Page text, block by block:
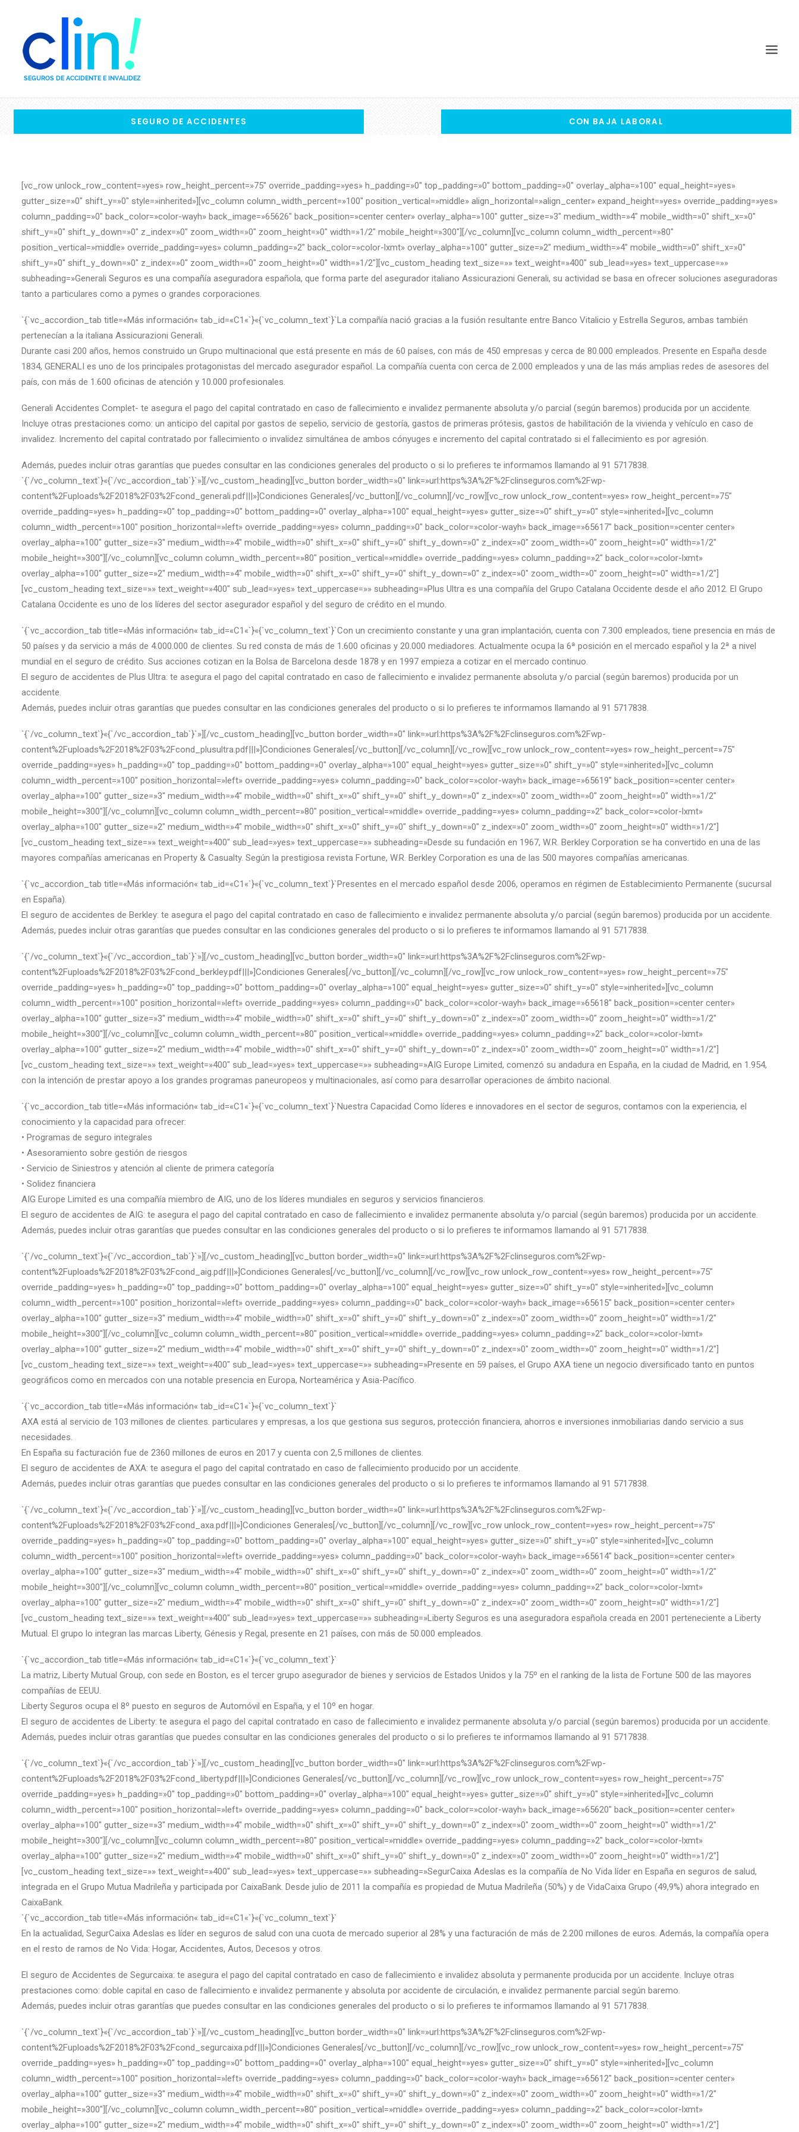
CON BAJA LABORAL
SEGURO DE ACCIDENTES
[vc_row unlock_row_content=»yes» row_height_percent=»75″ override_padding=»yes» h_padding=»0″ top_padding=»0″ bottom_padding=»0″ overlay_alpha=»100″ equal_height=»yes»
gutter_size=»0″ shift_y=»0″ style=»inherited»][vc_column column_width_percent=»100″ position_vertical=»middle» align_horizontal=»align_center» expand_height=»yes» override_padding=»yes»
column_padding=»0″ back_color=»color-wayh» back_image=»65626″ back_position=»center center» overlay_alpha=»100″ gutter_size=»3″ medium_width=»4″ mobile_width=»0″ shift_x=»0″
shift_y=»0″ shift_y_down=»0″ z_index=»0″ zoom_width=»0″ zoom_height=»0″ width=»1/2″ mobile_height=»300″][/vc_column][vc_column column_width_percent=»80″
position_vertical=»middle» override_padding=»yes» column_padding=»2″ back_color=»color-lxmt» overlay_alpha=»100″ gutter_size=»2″ medium_width=»4″ mobile_width=»0″ shift_x=»0″
shift_y=»0″ shift_y_down=»0″ z_index=»0″ zoom_width=»0″ zoom_height=»0″ width=»1/2″][vc_custom_heading text_size=»» text_weight=»400″ sub_lead=»yes» text_uppercase=»»
subheading=»Generali Seguros es una compañía aseguradora española, que forma parte del asegurador italiano Assicurazioni Generali, su actividad se basa en ofrecer soluciones aseguradoras
tanto a particulares como a pymes o grandes corporaciones.
`{`vc_accordion_tab title=«Más información« tab_id=«C1«`}«{`vc_column_text`}`La compañía nació gracias a la fusión resultante entre Banco Vitalicio y Estrella Seguros, ambas también
pertenecían a la italiana Assicurazioni Generali.
Durante casi 200 años, hemos construido un Grupo multinacional que está presente en más de 60 países, con más de 450 empresas y cerca de 80.000 empleados. Presente en España desde
1834, GENERALI es uno de los principales protagonistas del mercado asegurador español. La compañía cuenta con cerca de 2.000 empleados y una de las más amplias redes de asesores del
país, con más de 1.600 oficinas de atención y 10.000 profesionales.
Generali Accidentes Complet- te asegura el pago del capital contratado en caso de fallecimiento e invalidez permanente absoluta y/o parcial (según baremos) producida por un accidente.
Incluye otras prestaciones como: un anticipo del capital por gastos de sepelio, servicio de gestoría, gastos de primeras prótesis, gastos de habilitación de la vivienda y vehículo en caso de
invalidez. Incremento del capital contratado por fallecimiento o invalidez simultánea de ambos cónyuges e incremento del capital contratado si el fallecimiento es por agresión.
Además, puedes incluir otras garantías que puedes consultar en las condiciones generales del producto o si lo prefieres te informamos llamando al 91 5717838.
`{`/vc_column_text`}«{`/vc_accordion_tab`}`»][/vc_custom_heading][vc_button border_width=»0″ link=»url:https%3A%2F%2Fclinseguros.com%2Fwp-
content%2Fuploads%2F2018%2F03%2Fcond_generali.pdf|||»]Condiciones Generales[/vc_button][/vc_column][/vc_row][vc_row unlock_row_content=»yes» row_height_percent=»75″
override_padding=»yes» h_padding=»0″ top_padding=»0″ bottom_padding=»0″ overlay_alpha=»100″ equal_height=»yes» gutter_size=»0″ shift_y=»0″ style=»inherited»][vc_column
column_width_percent=»100″ position_horizontal=»left» override_padding=»yes» column_padding=»0″ back_color=»color-wayh» back_image=»65617″ back_position=»center center»
overlay_alpha=»100″ gutter_size=»3″ medium_width=»4″ mobile_width=»0″ shift_x=»0″ shift_y=»0″ shift_y_down=»0″ z_index=»0″ zoom_width=»0″ zoom_height=»0″ width=»1/2″
mobile_height=»300″][/vc_column][vc_column column_width_percent=»80″ position_vertical=»middle» override_padding=»yes» column_padding=»2″ back_color=»color-lxmt»
overlay_alpha=»100″ gutter_size=»2″ medium_width=»4″ mobile_width=»0″ shift_x=»0″ shift_y=»0″ shift_y_down=»0″ z_index=»0″ zoom_width=»0″ zoom_height=»0″ width=»1/2″]
[vc_custom_heading text_size=»» text_weight=»400″ sub_lead=»yes» text_uppercase=»» subheading=»Plus Ultra es una compañía del Grupo Catalana Occidente desde el año 2012. El Grupo
Catalana Occidente es uno de los líderes del sector asegurador español y del seguro de crédito en el mundo.
`{`vc_accordion_tab title=«Más información« tab_id=«C1«`}«{`vc_column_text`}`Con un crecimiento constante y una gran implantación, cuenta con 7.300 empleados, tiene presencia en más de
50 países y da servicio a más de 4.000.000 de clientes. Su red consta de más de 1.600 oficinas y 20.000 mediadores. Actualmente ocupa la 6ª posición en el mercado español y la 2ª a nivel
mundial en el seguro de crédito. Sus acciones cotizan en la Bolsa de Barcelona desde 1878 y en 1997 empieza a cotizar en el mercado continuo.
El seguro de accidentes de Plus Ultra: te asegura el pago del capital contratado en caso de fallecimiento e invalidez permanente absoluta y/o parcial (según baremos) producida por un
accidente.
Además, puedes incluir otras garantías que puedes consultar en las condiciones generales del producto o si lo prefieres te informamos llamando al 91 5717838.
`{`/vc_column_text`}«{`/vc_accordion_tab`}`»][/vc_custom_heading][vc_button border_width=»0″ link=»url:https%3A%2F%2Fclinseguros.com%2Fwp-
content%2Fuploads%2F2018%2F03%2Fcond_plusultra.pdf|||»]Condiciones Generales[/vc_button][/vc_column][/vc_row][vc_row unlock_row_content=»yes» row_height_percent=»75″
override_padding=»yes» h_padding=»0″ top_padding=»0″ bottom_padding=»0″ overlay_alpha=»100″ equal_height=»yes» gutter_size=»0″ shift_y=»0″ style=»inherited»][vc_column
column_width_percent=»100″ position_horizontal=»left» override_padding=»yes» column_padding=»0″ back_color=»color-wayh» back_image=»65619″ back_position=»center center»
overlay_alpha=»100″ gutter_size=»3″ medium_width=»4″ mobile_width=»0″ shift_x=»0″ shift_y=»0″ shift_y_down=»0″ z_index=»0″ zoom_width=»0″ zoom_height=»0″ width=»1/2″
mobile_height=»300″][/vc_column][vc_column column_width_percent=»80″ position_vertical=»middle» override_padding=»yes» column_padding=»2″ back_color=»color-lxmt»
overlay_alpha=»100″ gutter_size=»2″ medium_width=»4″ mobile_width=»0″ shift_x=»0″ shift_y=»0″ shift_y_down=»0″ z_index=»0″ zoom_width=»0″ zoom_height=»0″ width=»1/2″]
[vc_custom_heading text_size=»» text_weight=»400″ sub_lead=»yes» text_uppercase=»» subheading=»Desde su fundación en 1967, W.R. Berkley Corporation se ha convertido en una de las
mayores compañías americanas en Property & Casualty. Según la prestigiosa revista Fortune, W.R. Berkley Corporation es una de las 500 mayores compañías americanas.
`{`vc_accordion_tab title=«Más información« tab_id=«C1«`}«{`vc_column_text`}`Presentes en el mercado español desde 2006, operamos en régimen de Establecimiento Permanente (sucursal
en España).
El seguro de accidentes de Berkley: te asegura el pago del capital contratado en caso de fallecimiento e invalidez permanente absoluta y/o parcial (según baremos) producida por un accidente.
Además, puedes incluir otras garantías que puedes consultar en las condiciones generales del producto o si lo prefieres te informamos llamando al 91 5717838.
`{`/vc_column_text`}«{`/vc_accordion_tab`}`»][/vc_custom_heading][vc_button border_width=»0″ link=»url:https%3A%2F%2Fclinseguros.com%2Fwp-
content%2Fuploads%2F2018%2F03%2Fcond_berkley.pdf|||»]Condiciones Generales[/vc_button][/vc_column][/vc_row][vc_row unlock_row_content=»yes» row_height_percent=»75″
override_padding=»yes» h_padding=»0″ top_padding=»0″ bottom_padding=»0″ overlay_alpha=»100″ equal_height=»yes» gutter_size=»0″ shift_y=»0″ style=»inherited»][vc_column
column_width_percent=»100″ position_horizontal=»left» override_padding=»yes» column_padding=»0″ back_color=»color-wayh» back_image=»65618″ back_position=»center center»
overlay_alpha=»100″ gutter_size=»3″ medium_width=»4″ mobile_width=»0″ shift_x=»0″ shift_y=»0″ shift_y_down=»0″ z_index=»0″ zoom_width=»0″ zoom_height=»0″ width=»1/2″
mobile_height=»300″][/vc_column][vc_column column_width_percent=»80″ position_vertical=»middle» override_padding=»yes» column_padding=»2″ back_color=»color-lxmt»
overlay_alpha=»100″ gutter_size=»2″ medium_width=»4″ mobile_width=»0″ shift_x=»0″ shift_y=»0″ shift_y_down=»0″ z_index=»0″ zoom_width=»0″ zoom_height=»0″ width=»1/2″]
[vc_custom_heading text_size=»» text_weight=»400″ sub_lead=»yes» text_uppercase=»» subheading=»AIG Europe Limited, comenzó su andadura en España, en la ciudad de Madrid, en 1.954,
con la intención de prestar apoyo a los grandes programas paneuropeos y multinacionales, así como para desarrollar operaciones de ámbito nacional.
`{`vc_accordion_tab title=«Más información« tab_id=«C1«`}«{`vc_column_text`}`Nuestra Capacidad Como líderes e innovadores en el sector de seguros, contamos con la experiencia, el
conocimiento y la capacidad para ofrecer:
• Programas de seguro integrales
• Asesoramiento sobre gestión de riesgos
• Servicio de Siniestros y atención al cliente de primera categoría
• Solidez financiera
AIG Europe Limited es una compañía miembro de AIG, uno de los líderes mundiales en seguros y servicios financieros.
El seguro de accidentes de AIG: te asegura el pago del capital contratado en caso de fallecimiento e invalidez permanente absoluta y/o parcial (según baremos) producida por un accidente.
Además, puedes incluir otras garantías que puedes consultar en las condiciones generales del producto o si lo prefieres te informamos llamando al 91 5717838.
`{`/vc_column_text`}«{`/vc_accordion_tab`}`»][/vc_custom_heading][vc_button border_width=»0″ link=»url:https%3A%2F%2Fclinseguros.com%2Fwp-
content%2Fuploads%2F2018%2F03%2Fcond_aig.pdf|||»]Condiciones Generales[/vc_button][/vc_column][/vc_row][vc_row unlock_row_content=»yes» row_height_percent=»75″
override_padding=»yes» h_padding=»0″ top_padding=»0″ bottom_padding=»0″ overlay_alpha=»100″ equal_height=»yes» gutter_size=»0″ shift_y=»0″ style=»inherited»][vc_column
column_width_percent=»100″ position_horizontal=»left» override_padding=»yes» column_padding=»0″ back_color=»color-wayh» back_image=»65615″ back_position=»center center»
overlay_alpha=»100″ gutter_size=»3″ medium_width=»4″ mobile_width=»0″ shift_x=»0″ shift_y=»0″ shift_y_down=»0″ z_index=»0″ zoom_width=»0″ zoom_height=»0″ width=»1/2″
mobile_height=»300″][/vc_column][vc_column column_width_percent=»80″ position_vertical=»middle» override_padding=»yes» column_padding=»2″ back_color=»color-lxmt»
overlay_alpha=»100″ gutter_size=»2″ medium_width=»4″ mobile_width=»0″ shift_x=»0″ shift_y=»0″ shift_y_down=»0″ z_index=»0″ zoom_width=»0″ zoom_height=»0″ width=»1/2″]
[vc_custom_heading text_size=»» text_weight=»400″ sub_lead=»yes» text_uppercase=»» subheading=»Presente en 59 países, el Grupo AXA tiene un negocio diversificado tanto en puntos
geográficos como en mercados con una notable presencia en Europa, Norteamérica y Asia-Pacífico.
`{`vc_accordion_tab title=«Más información« tab_id=«C1«`}«{`vc_column_text`}`
AXA está al servicio de 103 millones de clientes. particulares y empresas, a los que gestiona sus seguros, protección financiera, ahorros e inversiones inmobiliarias dando servicio a sus
necesidades.
En España su facturación fue de 2360 millones de euros en 2017 y cuenta con 2,5 millones de clientes.
El seguro de accidentes de AXA: te asegura el pago del capital contratado en caso de fallecimiento producido por un accidente.
Además, puedes incluir otras garantías que puedes consultar en las condiciones generales del producto o si lo prefieres te informamos llamando al 91 5717838.
`{`/vc_column_text`}«{`/vc_accordion_tab`}`»][/vc_custom_heading][vc_button border_width=»0″ link=»url:https%3A%2F%2Fclinseguros.com%2Fwp-
content%2Fuploads%2F2018%2F03%2Fcond_axa.pdf|||»]Condiciones Generales[/vc_button][/vc_column][/vc_row][vc_row unlock_row_content=»yes» row_height_percent=»75″
override_padding=»yes» h_padding=»0″ top_padding=»0″ bottom_padding=»0″ overlay_alpha=»100″ equal_height=»yes» gutter_size=»0″ shift_y=»0″ style=»inherited»][vc_column
column_width_percent=»100″ position_horizontal=»left» override_padding=»yes» column_padding=»0″ back_color=»color-wayh» back_image=»65614″ back_position=»center center»
overlay_alpha=»100″ gutter_size=»3″ medium_width=»4″ mobile_width=»0″ shift_x=»0″ shift_y=»0″ shift_y_down=»0″ z_index=»0″ zoom_width=»0″ zoom_height=»0″ width=»1/2″
mobile_height=»300″][/vc_column][vc_column column_width_percent=»80″ position_vertical=»middle» override_padding=»yes» column_padding=»2″ back_color=»color-lxmt»
overlay_alpha=»100″ gutter_size=»2″ medium_width=»4″ mobile_width=»0″ shift_x=»0″ shift_y=»0″ shift_y_down=»0″ z_index=»0″ zoom_width=»0″ zoom_height=»0″ width=»1/2″]
[vc_custom_heading text_size=»» text_weight=»400″ sub_lead=»yes» text_uppercase=»» subheading=»Liberty Seguros es una aseguradora española creada en 2001 perteneciente a Liberty
Mutual. El grupo lo integran las marcas Liberty, Génesis y Regal, presente en 21 países, con más de 50.000 empleados.
`{`vc_accordion_tab title=«Más información« tab_id=«C1«`}«{`vc_column_text`}`
La matriz, Liberty Mutual Group, con sede en Boston, es el tercer grupo asegurador de bienes y servicios de Estados Unidos y la 75º en el ranking de la lista de Fortune 500 de las mayores
compañías de EEUU.
Liberty Seguros ocupa el 8º puesto en seguros de Automóvil en España, y el 10º en hogar.
El seguro de accidentes de Liberty: te asegura el pago del capital contratado en caso de fallecimiento e invalidez permanente absoluta y/o parcial (según baremos) producida por un accidente.
Además, puedes incluir otras garantías que puedes consultar en las condiciones generales del producto o si lo prefieres te informamos llamando al 91 5717838.
`{`/vc_column_text`}«{`/vc_accordion_tab`}`»][/vc_custom_heading][vc_button border_width=»0″ link=»url:https%3A%2F%2Fclinseguros.com%2Fwp-
content%2Fuploads%2F2018%2F03%2Fcond_liberty.pdf|||»]Condiciones Generales[/vc_button][/vc_column][/vc_row][vc_row unlock_row_content=»yes» row_height_percent=»75″
override_padding=»yes» h_padding=»0″ top_padding=»0″ bottom_padding=»0″ overlay_alpha=»100″ equal_height=»yes» gutter_size=»0″ shift_y=»0″ style=»inherited»][vc_column
column_width_percent=»100″ position_horizontal=»left» override_padding=»yes» column_padding=»0″ back_color=»color-wayh» back_image=»65620″ back_position=»center center»
overlay_alpha=»100″ gutter_size=»3″ medium_width=»4″ mobile_width=»0″ shift_x=»0″ shift_y=»0″ shift_y_down=»0″ z_index=»0″ zoom_width=»0″ zoom_height=»0″ width=»1/2″
mobile_height=»300″][/vc_column][vc_column column_width_percent=»80″ position_vertical=»middle» override_padding=»yes» column_padding=»2″ back_color=»color-lxmt»
overlay_alpha=»100″ gutter_size=»2″ medium_width=»4″ mobile_width=»0″ shift_x=»0″ shift_y=»0″ shift_y_down=»0″ z_index=»0″ zoom_width=»0″ zoom_height=»0″ width=»1/2″]
[vc_custom_heading text_size=»» text_weight=»400″ sub_lead=»yes» text_uppercase=»» subheading=»SegurCaixa Adeslas es la compañía de No Vida líder en España en seguros de salud,
integrada en el Grupo Mutua Madrileña y participada por CaixaBank. Desde julio de 2011 la compañía es propiedad de Mutua Madrileña (50%) y de VidaCaixa Grupo (49,9%) ahora integrado en
CaixaBank.
`{`vc_accordion_tab title=«Más información« tab_id=«C1«`}«{`vc_column_text`}`
En la actualidad, SegurCaixa Adeslas es líder en seguros de salud con una cuota de mercado superior al 28% y una facturación de más de 2.200 millones de euros. Además, la compañía opera
en el resto de ramos de No Vida: Hogar, Accidentes, Autos, Decesos y otros.
El seguro de Accidentes de Segurcaixa: te asegura el pago del capital contratado en caso de fallecimiento e invalidez absoluta y permanente producida por un accidente. Incluye otras
prestaciones como: doble capital en caso de fallecimiento e invalidez permanente y absoluta por accidente de circulación, e invalidez permanente parcial según baremo.
Además, puedes incluir otras garantías que puedes consultar en las condiciones generales del producto o si lo prefieres te informamos llamando al 91 5717838.
`{`/vc_column_text`}«{`/vc_accordion_tab`}`»][/vc_custom_heading][vc_button border_width=»0″ link=»url:https%3A%2F%2Fclinseguros.com%2Fwp-
content%2Fuploads%2F2018%2F03%2Fcond_segurcaixa.pdf|||»]Condiciones Generales[/vc_button][/vc_column][/vc_row][vc_row unlock_row_content=»yes» row_height_percent=»75″
override_padding=»yes» h_padding=»0″ top_padding=»0″ bottom_padding=»0″ overlay_alpha=»100″ equal_height=»yes» gutter_size=»0″ shift_y=»0″ style=»inherited»][vc_column
column_width_percent=»100″ position_horizontal=»left» override_padding=»yes» column_padding=»0″ back_color=»color-wayh» back_image=»65612″ back_position=»center center»
overlay_alpha=»100″ gutter_size=»3″ medium_width=»4″ mobile_width=»0″ shift_x=»0″ shift_y=»0″ shift_y_down=»0″ z_index=»0″ zoom_width=»0″ zoom_height=»0″ width=»1/2″
mobile_height=»300″][/vc_column][vc_column column_width_percent=»80″ position_vertical=»middle» override_padding=»yes» column_padding=»2″ back_color=»color-lxmt»
overlay_alpha=»100″ gutter_size=»2″ medium_width=»4″ mobile_width=»0″ shift_x=»0″ shift_y=»0″ shift_y_down=»0″ z_index=»0″ zoom_width=»0″ zoom_height=»0″ width=»1/2″]